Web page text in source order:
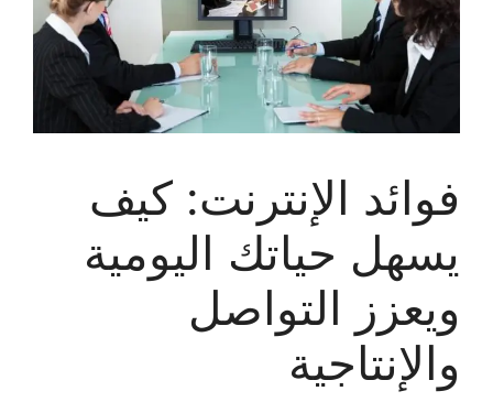
فوائد الإنترنت: كيف
يسهل حياتك اليومية
ويعزز التواصل
والإنتاجية